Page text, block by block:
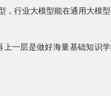
，行业大模型能在通用大模型
一层是做好海量基础知识学